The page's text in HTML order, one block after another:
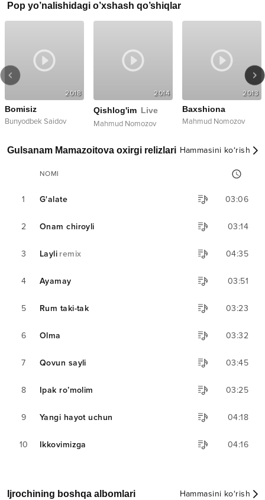
Pop yo’nalishidagi o’xshash qo’shiqlar
2018
Bomisiz
Bunyodbek Saidov
2014
Qishlog'im Live
Mahmud Nomozov
2013
Baxshiona
Mahmud Nomozov
Gulsanam Mamazoitova oxirgi relizlari Hammasini ko‘rish
NOMI
1 G'alate 03:06
2 Onam chiroyli 03:14
3 Layli remix 04:35
4 Ayamay 03:51
5 Rum taki-tak 03:23
6 Olma 03:32
7 Qovun sayli 03:45
8 Ipak ro’molim 03:25
9 Yangi hayot uchun 04:18
10 Ikkovimizga 04:16
Ijrochining boshqa albomlari Hammasini ko‘rish